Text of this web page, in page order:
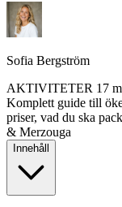
Sofia Bergström
AKTIVITETER 17
Komplett guide till
priser, vad du ska
& Merzouga
Innehåll